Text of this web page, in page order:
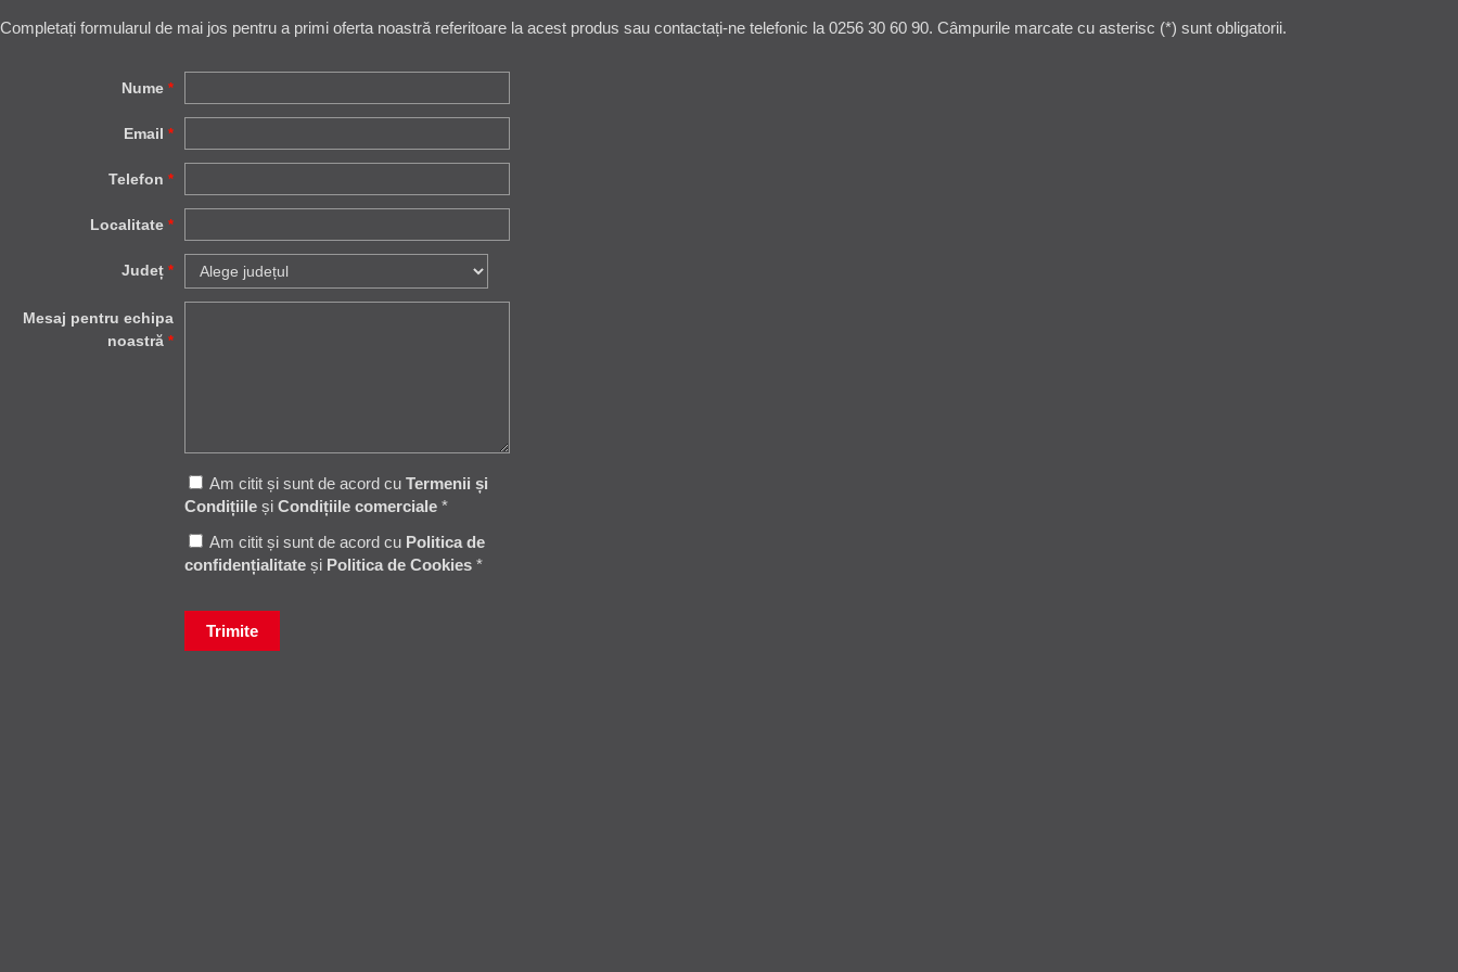
Completați formularul de mai jos pentru a primi oferta noastră referitoare la acest produs sau contactați-ne telefonic la 0256 30 60 90. Câmpurile marcate cu asterisc (*) sunt obligatorii.
Nume *
Email *
Telefon *
Localitate *
Județ *
Mesaj pentru echipa
noastră *
Am citit și sunt de acord cu Termenii și
Condițiile și Condițiile comerciale *
Am citit și sunt de acord cu Politica de
confidențialitate și Politica de Cookies *
Trimite